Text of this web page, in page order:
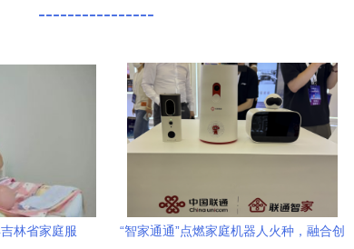
----------------
林省家庭服
“智家通通”点燃家庭机器人火种，融合创